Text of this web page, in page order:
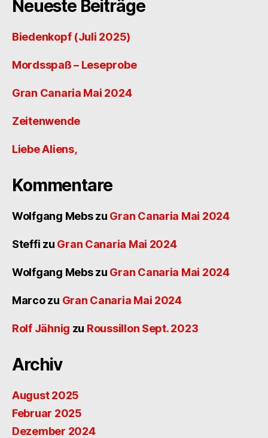
Neueste Beiträge
Biedenkopf (Juli 2025)
Mordsspaß – Leseprobe
Gran Canaria Mai 2024
Zeitenwende
Liebe Aliens,
Kommentare
Wolfgang Mebszu Gran Canaria Mai 2024
Steffi zu Gran Canaria Mai 2024
Wolfgang Mebszu Gran Canaria Mai 2024
Marcozu Gran Canaria Mai 2024
Rolf Jähnig zu Roussillon Sept. 2023
Archiv
August 2025
Februar 2025
Dezember 2024